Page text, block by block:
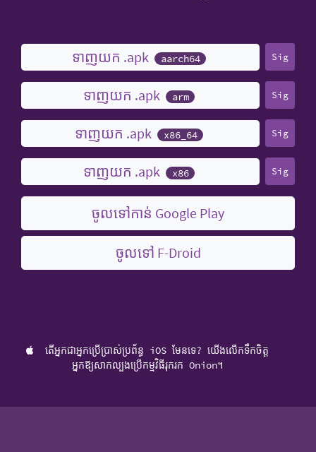
ទាញយក .apk aarch64 Sig
ទាញយក .apk arm Sig
ទាញយក .apk x86_64 Sig
ទាញយក .apk x86 Sig
ចូលទៅកាន់ Google Play
ចូលទៅ F-Droid
តើអ្នកជាអ្នកប្រើប្រាស់ប្រព័ន្ធ iOS មែនទេ? យើងលើកទឹកចិត្ត
អ្នកឱ្យសាកល្បងប្រើកម្មវិធីរុករក Onion។